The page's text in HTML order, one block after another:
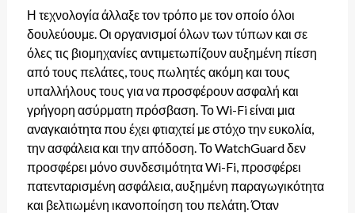
Η τεχνολογία άλλαξε τον τρόπο με τον οποίο όλοι
δουλεύουμε. Οι οργανισμοί όλων των τύπων και σε
όλες τις βιομηχανίες αντιμετωπίζουν αυξημένη πίεση
από τους πελάτες, τους πωλητές ακόμη και τους
υπαλλήλους τους για να προσφέρουν ασφαλή και
γρήγορη ασύρματη πρόσβαση. Το Wi-Fi είναι μια
αναγκαιότητα που έχει φτιαχτεί με στόχο την ευκολία,
την ασφάλεια και την απόδοση. Το WatchGuard δεν
προσφέρει μόνο συνδεσιμότητα Wi-Fi, προσφέρει
πατενταρισμένη ασφάλεια, αυξημένη παραγωγικότητα
και βελτιωμένη ικανοποίηση του πελάτη. Όταν